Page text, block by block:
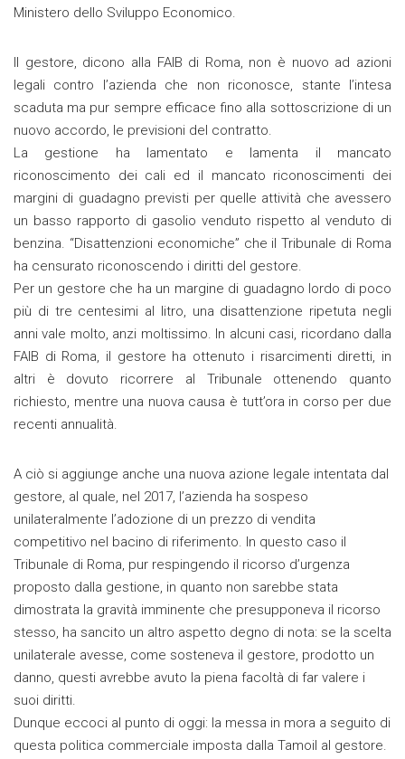
Ministero dello Sviluppo Economico.
Il gestore, dicono alla FAIB di Roma, non è nuovo ad azioni
legali contro l’azienda che non riconosce, stante l’intesa
scaduta ma pur sempre efficace fino alla sottoscrizione di un
nuovo accordo, le previsioni del contratto.
La gestione ha lamentato e lamenta il mancato
riconoscimento dei cali ed il mancato riconoscimenti dei
margini di guadagno previsti per quelle attività che avessero
un basso rapporto di gasolio venduto rispetto al venduto di
benzina. “Disattenzioni economiche” che il Tribunale di Roma
ha censurato riconoscendo i diritti del gestore.
Per un gestore che ha un margine di guadagno lordo di poco
più di tre centesimi al litro, una disattenzione ripetuta negli
anni vale molto, anzi moltissimo. In alcuni casi, ricordano dalla
FAIB di Roma, il gestore ha ottenuto i risarcimenti diretti, in
altri è dovuto ricorrere al Tribunale ottenendo quanto
richiesto, mentre una nuova causa è tutt’ora in corso per due
recenti annualità.
A ciò si aggiunge anche una nuova azione legale intentata dal
gestore, al quale, nel 2017, l’azienda ha sospeso
unilateralmente l’adozione di un prezzo di vendita
competitivo nel bacino di riferimento. In questo caso il
Tribunale di Roma, pur respingendo il ricorso d’urgenza
proposto dalla gestione, in quanto non sarebbe stata
dimostrata la gravità imminente che presupponeva il ricorso
stesso, ha sancito un altro aspetto degno di nota: se la scelta
unilaterale avesse, come sosteneva il gestore, prodotto un
danno, questi avrebbe avuto la piena facoltà di far valere i
suoi diritti.
Dunque eccoci al punto di oggi: la messa in mora a seguito di
questa politica commerciale imposta dalla Tamoil al gestore.